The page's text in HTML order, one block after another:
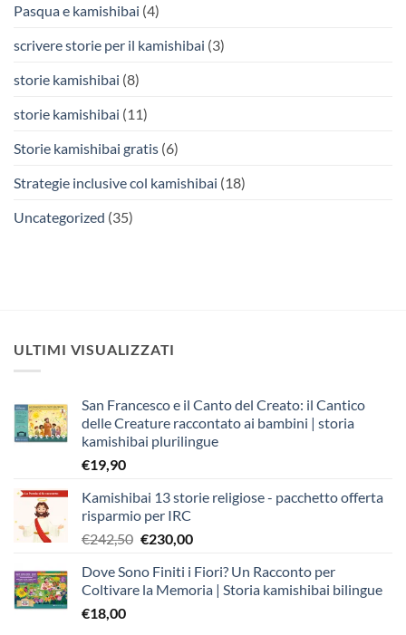
Pasqua e kamishibai (4)
scrivere storie per il kamishibai (3)
storie kamishibai (8)
storie kamishibai (11)
Storie kamishibai gratis (6)
Strategie inclusive col kamishibai (18)
Uncategorized (35)
ULTIMI VISUALIZZATI
San Francesco e il Canto del Creato: il Cantico
delle Creature raccontato ai bambini | storia
kamishibai plurilingue
€19,90
Kamishibai 13 storie religiose - pacchetto offerta
risparmio per IRC
€242,50 Il
originale
era:
€230,00Il
attuale
è:
Dove Sono Finiti i Fiori? Un Racconto per
Coltivare la Memoria | Storia kamishibai bilingue
€18,00